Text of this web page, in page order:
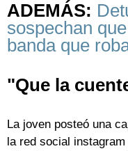
ADEMÁS:
sospechan
banda que
"Que la
La joven posteó una
la red social